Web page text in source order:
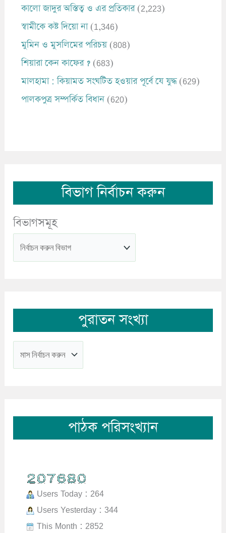
কালো জাদুর অস্তিত্ব ও এর প্রতিকার (2,223)
স্বামীকে কষ্ট দিয়ো না (1,346)
মুমিন ও মুসলিমের পরিচয় (808)
শিয়ারা কেন কাফের ? (683)
মালহামা : কিয়ামত সংঘটিত হওয়ার পূর্বে যে যুদ্ধ (629)
পালকপুত্র সম্পর্কিত বিধান (620)
বিভাগ নির্বাচন করুন
বিভাগসমূহ
পুরাতন সংখ্যা
পাঠক পরিসংখ্যান
Users Today : 264
Users Yesterday : 344
This Month : 2852